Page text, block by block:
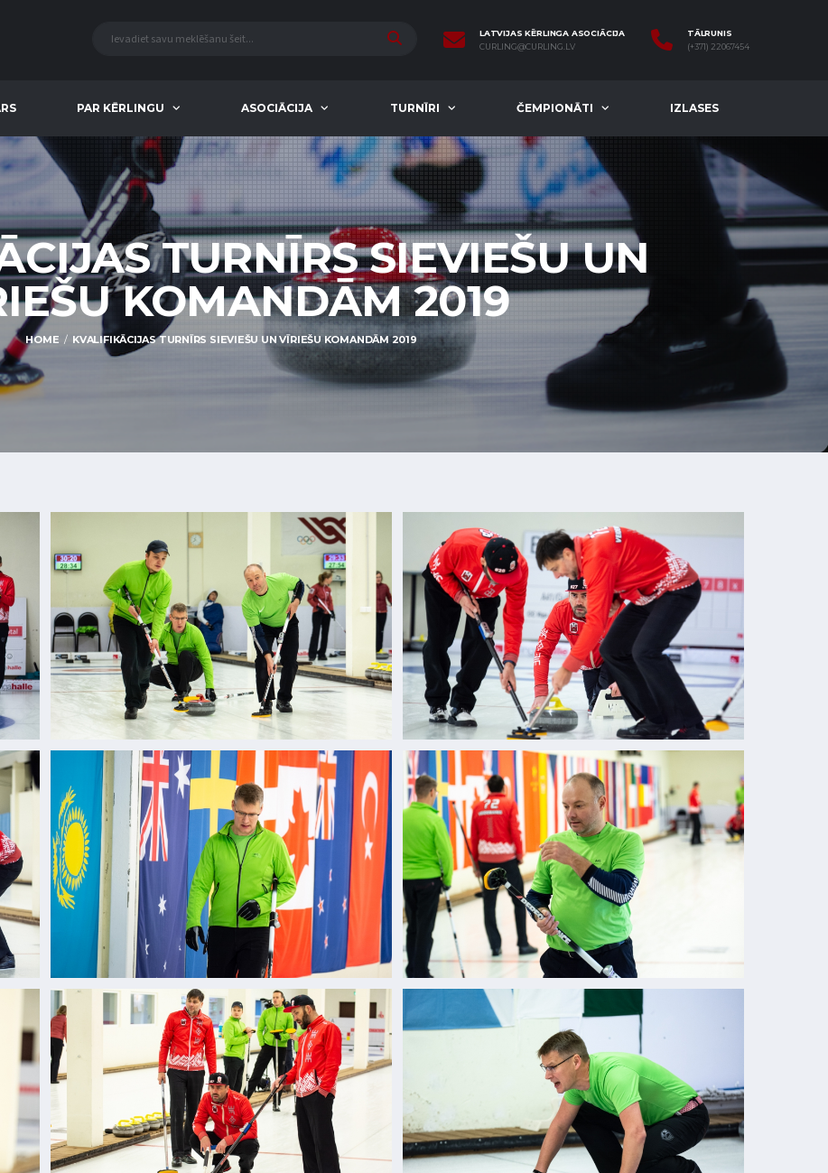
LATVIJAS KĒRLINGA ASOCIĀCIJA
CURLING@CURLING.LV
TĀLRUNIS
(+371) 22067454
PAR KĒRLINGU ASOCIĀCIJA TURNĪRI ČEMPIONĀTI IZLASES
TURNĪRS SIEVIEŠU UN
KOMANDĀM 2019
HOME KVALIFIKĀCIJAS TURNĪRS SIEVIEŠU UN VĪRIEŠU KOMANDĀM 2019